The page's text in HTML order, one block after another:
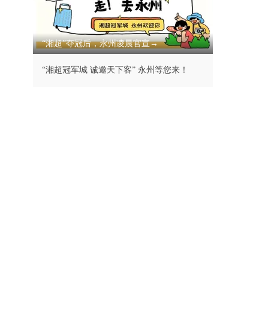
“湘超”夺冠后，永州凌晨官宣→
“湘超冠军城 诚邀天下客” 永州等您来！